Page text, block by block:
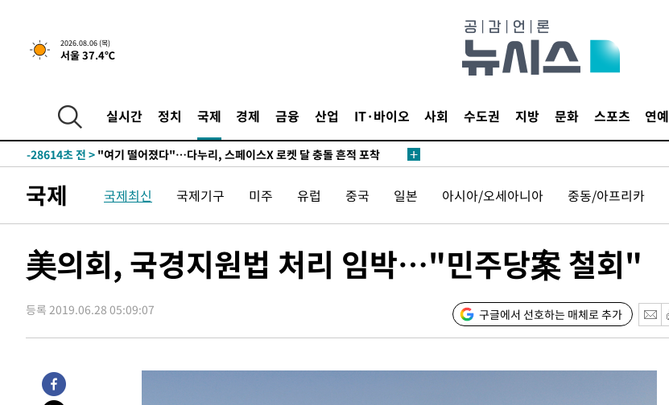
2026.08.06 (목)
서울 37.4℃
실시간 정치 국제 경제 금융 산업 IT·바이오 사회 수도권 지방 문화 스포츠 연예
1시간 전 >[속보] 호르무즈 해협 이란-오만 협상 기대속 뉴욕증시 혼조 마감 다우
-31150초 전 >
[속보]코스피, 301.88포인트(4.58%) 내린 6296.38 마감
-31015초 전 >
-28614초 전 > "여기 떨어졌다"…다누리, 스페이스X 로켓 달 충돌 흔적 포착
-18260초 전 >
내일까지 39도 '펄펄'…기상청 "태풍 지나며 폭염 잠시 꺾인다"
-17897초 전 >트럼프, 한국계 진보 주지사 후보 맹공…"공산주의가 최대 위협"
-14395초 전 >[속보]산업장관 "李정부, 원전 반대 안해…안정 전력 위해 불가피"
색
-12479초 전 >[속보]산업장관 "美무역법 제301조 과잉생산 결과 발표 8월 중 예
-12272초 전 >[속보]코스피 매도사이드카 발동…4%대 급락
-9105초 전 >
-7672초 전 >
국제 국제최신 국제기구 미주 유럽 중국 일본 아시아/오세아니아 중동/아프리카
美의회, 국경지원법 처리 임박…"민주당案 철회"
등록 2019.06.28 05:09:07 구글에서 선호하는 매체로 추가